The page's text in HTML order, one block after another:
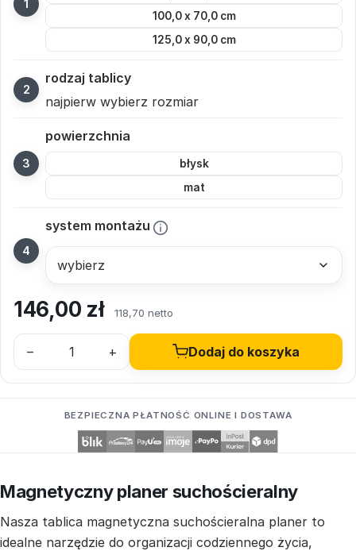
100,0 x 70,0 cm
125,0 x 90,0 cm
rodzaj tablicy
najpierw wybierz rozmiar
powierzchnia
błysk
mat
system montażu
146,00 zł 118,70 netto
– + Dodaj do koszyka
BEZPIECZNA PŁATNOŚĆ ONLINE I DOSTAWA
Magnetyczny planer suchościeralny
Nasza tablica magnetyczna suchościeralna planer to
idealne narzędzie do organizacji codziennego życia,